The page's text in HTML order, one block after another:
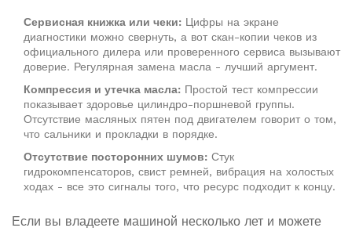
Сервисная книжка или чеки: Цифры на экране
диагностики можно свернуть, а вот скан-копии чеков из
официального дилера или проверенного сервиса вызывают
доверие. Регулярная замена масла - лучший аргумент.
Компрессия и утечка масла: Простой тест компрессии
показывает здоровье цилиндро-поршневой группы.
Отсутствие масляных пятен под двигателем говорит о том,
что сальники и прокладки в порядке.
Отсутствие посторонних шумов: Стук
гидрокомпенсаторов, свист ремней, вибрация на холостых
ходах - все это сигналы того, что ресурс подходит к концу.
Если вы владеете машиной несколько лет и можете